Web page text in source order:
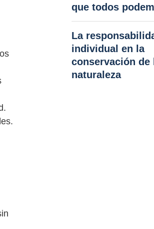
que todos
La
individual en la
conservación de
naturaleza